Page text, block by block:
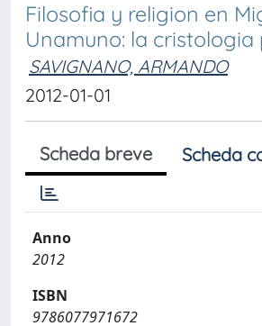
Filosofia y religion en
Unamuno: la cristologia
SAVIGNANO, ARMANDO
2012-01-01
Scheda breve Scheda
Anno
2012
ISBN
9786077971672